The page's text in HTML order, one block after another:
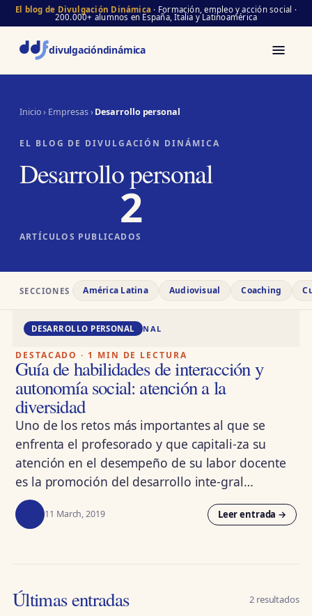
El blog de Divulgación Dinámica · Formación, empleo y acción social ·
200.000+ alumnos en España, Italia y Latinoamérica
divulgacióndinámica
Inicio› Empresas›Desarrollo personal
EL BLOG DE DIVULGACIÓN DINÁMICA
Desarrollo personal
2
ARTÍCULOS PUBLICADOS
SECCIONES América Latina Audiovisual Coaching
DD · DESARROLLO PERSONAL
DESARROLLO PERSONAL
DESTACADO · 1 MIN DE LECTURA
Guía de habilidades de interacción y
autonomía social: atención a la
diversidad
Uno de los retos más importantes al que se
enfrenta el profesorado y que capitali-za su
atención en el desempeño de su labor docente
es la promoción del desarrollo inte-gral…
11 March, 2019 Leer entrada →
Últimas entradas 2 resultados